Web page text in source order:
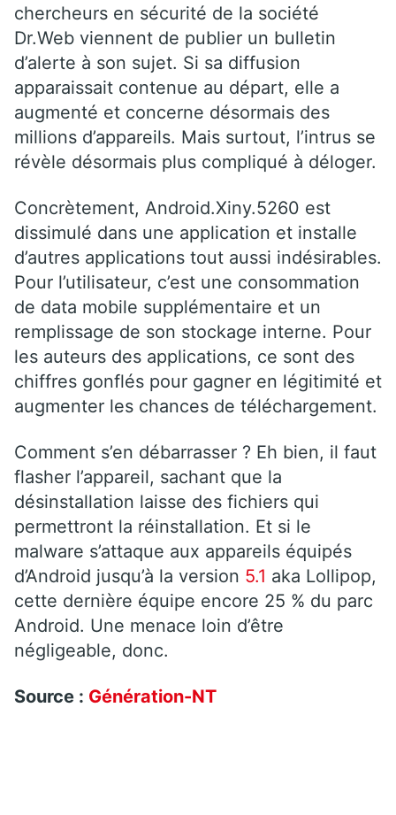
chercheurs en sécurité de la société
Dr.Web viennent de publier un bulletin
d’alerte à son sujet. Si sa diffusion
apparaissait contenue au départ, elle a
augmenté et concerne désormais des
millions d’appareils. Mais surtout, l’intrus se
révèle désormais plus compliqué à déloger.
Concrètement, Android.Xiny.5260 est
dissimulé dans une application et installe
d’autres applications tout aussi indésirables.
Pour l’utilisateur, c’est une consommation
de data mobile supplémentaire et un
remplissage de son stockage interne. Pour
les auteurs des applications, ce sont des
chiffres gonflés pour gagner en légitimité et
augmenter les chances de téléchargement.
Comment s’en débarrasser ? Eh bien, il faut
flasher l’appareil, sachant que la
désinstallation laisse des fichiers qui
permettront la réinstallation. Et si le
malware s’attaque aux appareils équipés
d’Android jusqu’à la version 5.1 aka Lollipop,
cette dernière équipe encore 25 % du parc
Android. Une menace loin d’être
négligeable, donc.
Source : Génération-NT